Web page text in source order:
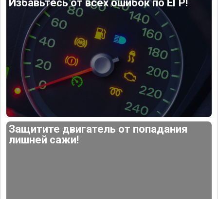
Избавьтесь от всех ошибок по ЕГР!
Защитите двигатель от попадания
лишней сажи!